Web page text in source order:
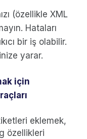
(özellikle XML
Hataları
bir iş olabilir.
yarar.
için
eklemek,
özellikleri